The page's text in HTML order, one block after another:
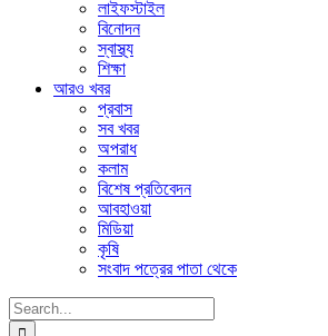
লাইফস্টাইল
বিনোদন
স্বাস্থ্য
শিক্ষা
আরও খবর
প্রবাস
সব খবর
অপরাধ
কলাম
বিশেষ প্রতিবেদন
আবহাওয়া
মিডিয়া
কৃষি
সংবাদ পত্রের পাতা থেকে
Search
for: